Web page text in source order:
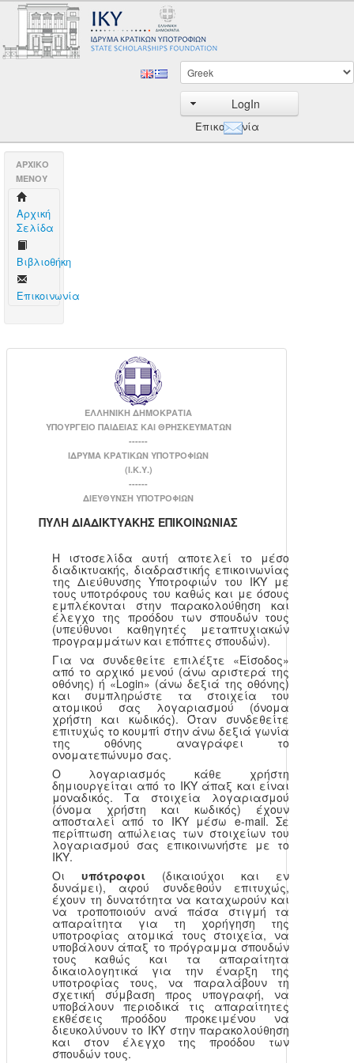
LogIn
Επικοινωνία
AΡΧΙΚΟ
ΜΕΝΟΥ
Aρχική
Σελίδα
Βιβλιοθήκη
Επικοινωνία
ΕΛΛΗΝΙΚΗ ΔΗΜΟΚΡΑΤΙΑ
ΥΠΟΥΡΓΕΙΟ ΠΑΙΔΕΙΑΣ ΚΑΙ ΘΡΗΣΚΕΥΜΑΤΩΝ
------
ΙΔΡΥΜΑ ΚΡΑΤΙΚΩΝ ΥΠΟΤΡΟΦΙΩΝ
(Ι.Κ.Υ.)
------
ΔΙΕΥΘΥΝΣΗ ΥΠΟΤΡΟΦΙΩΝ
ΠΥΛΗ ΔΙΑΔΙΚΤΥΑΚΗΣ ΕΠΙΚΟΙΝΩΝΙΑΣ
Η ιστοσελίδα αυτή αποτελεί το μέσο
διαδικτυακής, διαδραστικής επικοινωνίας
της Διεύθυνσης Υποτροφιών του ΙΚΥ με
τους υποτρόφους του καθώς και με όσους
εμπλέκονται στην παρακολούθηση και
έλεγχο της προόδου των σπουδών τους
(υπεύθυνοι καθηγητές μεταπτυχιακών
προγραμμάτων και επόπτες σπουδών).
Για να συνδεθείτε επιλέξτε «Είσοδος»
από το αρχικό μενού (άνω αριστερά της
οθόνης) ή «Login» (άνω δεξιά της οθόνης)
και συμπληρώστε τα στοιχεία του
ατομικού σας λογαριασμού (όνομα
χρήστη και κωδικός). Όταν συνδεθείτε
επιτυχώς το κουμπί στην άνω δεξιά γωνία
της οθόνης αναγράφει το
ονοματεπώνυμο σας.
Ο λογαριασμός κάθε χρήστη
δημιουργείται από το ΙΚΥ άπαξ και είναι
μοναδικός. Τα στοιχεία λογαριασμού
(όνομα χρήστη και κωδικός) έχουν
αποσταλεί από το ΙΚΥ μέσω e-mail. Σε
περίπτωση απώλειας των στοιχείων του
λογαριασμού σας επικοινωνήστε με το
ΙΚΥ.
Οι υπότροφοι(δικαιούχοι και εν
δυνάμει), αφού συνδεθούν επιτυχώς,
έχουν τη δυνατότητα να καταχωρούν και
να τροποποιούν ανά πάσα στιγμή τα
απαραίτητα για τη χορήγηση της
υποτροφίας ατομικά τους στοιχεία, να
υποβάλουν άπαξ το πρόγραμμα σπουδών
τους καθώς και τα απαραίτητα
δικαιολογητικά για την έναρξη της
υποτροφίας τους, να παραλάβουν τη
σχετική σύμβαση προς υπογραφή, να
υποβάλουν περιοδικά τις απαραίτητες
εκθέσεις προόδου προκειμένου να
διευκολύνουν το ΙΚΥ στην παρακολούθηση
και στον έλεγχο της προόδου των
σπουδών τους.